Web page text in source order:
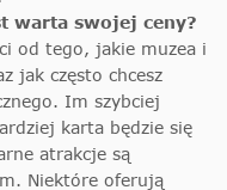
warta swojej ceny?
od tego, jakie muzea i
jak często chcesz
Im szybciej
karta będzie się
atrakcje są
Niektóre oferują